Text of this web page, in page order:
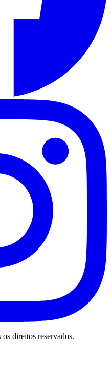
direitos reservados.